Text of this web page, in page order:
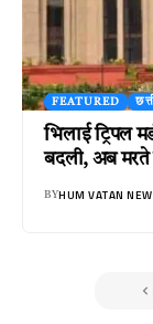
FEATURED
भिलाई ट्रिपल
बदली, अब
BYHUM VATAN